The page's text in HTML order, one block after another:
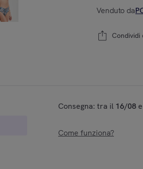
Venduto da
Consegna: tra il 16/08
Come funziona?